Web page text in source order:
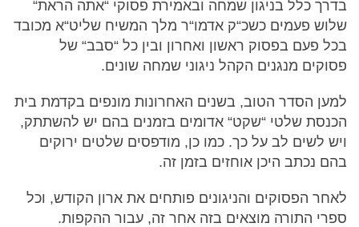
בדרך כלל בניגון שמחה ובאמירת פסוקי “אתה הראת“
שלוש פעמים כשכ“ק אדמו“ר מלך המשיח שליט“א מכובד
בכל פעם בפסוק ראשון ואחרון ובין כל “סבב“ של
פסוקים מנגנים הקהל ניגוני שמחה שונים.
למען הסדר הטוב, בשנים האחרונות מונפים בקדמת בית
הכנסת שלטי “שקט“ אדומים בזמנים בהם יש להשתתק,
ויש לשים לב על כך. כמו כן, מודפסים שלטים ירוקים
בהם נכתב היכן אוחזים בזמן זה.
לאחר הפסוקים והניגונים פותחים את ארון הקודש, וכל
ספרי התורה מוצאים בזה אחר זה, עבור ההקפות.